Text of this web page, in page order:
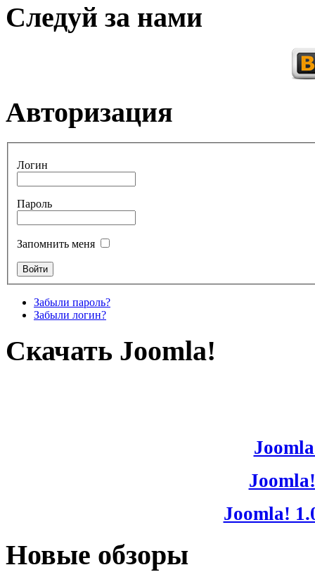
Следуй за нами
Авторизация
Логин
Пароль
Запомнить меня
Забыли пароль?
Забыли логин?
Скачать Joomla!
Joomla!
Новые обзоры